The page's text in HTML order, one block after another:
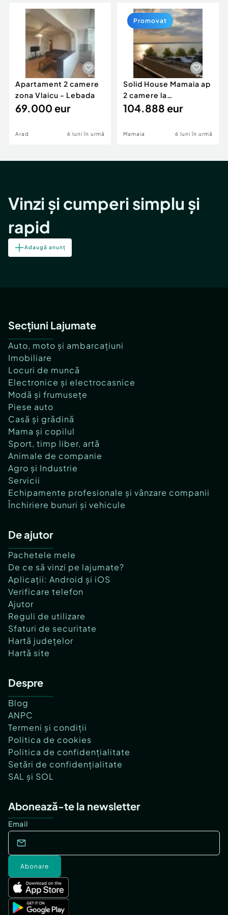
Servicii
Animale de companie
Afaceri și echipamente profesionale
Inchiriere Bunuri si Vehicule
Utilaje agricole si industriale
Piese auto si accesorii
Dacia Duster
Apartament 2 camere
zona Vlaicu - Lebada
69.000 eur
Arad 6 luni în urmă
Solid House Mamaia ap
2 camere la
cheie,langa Mega
104.888 eur
Mamaia 6 luni în urmă
Promovat
Vinzi și cumperi simplu și
rapid
Adaugă anunț
Secțiuni Lajumate
Auto, moto și ambarcațiuni
Imobiliare
Locuri de muncă
Electronice și electrocasnice
Modă și frumusețe
Piese auto
Casă și grădină
Mama și copilul
Sport, timp liber, artă
Animale de companie
Agro și Industrie
Servicii
Echipamente profesionale și vânzare companii
Închiriere bunuri și vehicule
De ajutor
Pachetele mele
De ce să vinzi pe lajumate?
Aplicații: Android și iOS
Verificare telefon
Ajutor
Reguli de utilizare
Sfaturi de securitate
Hartă județelor
Hartă site
Despre
Blog
ANPC
Termeni și condiții
Politica de cookies
Politica de confidențialitate
Setări de confidențialitate
SAL și SOL
Abonează-te la newsletter
Email
Abonare